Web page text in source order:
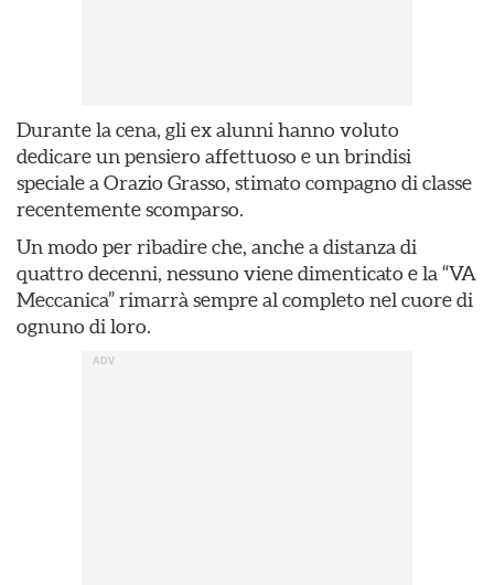
Durante la cena, gli ex alunni hanno voluto
dedicare un pensiero affettuoso e un brindisi
speciale a Orazio Grasso, stimato compagno di classe
recentemente scomparso.
Un modo per ribadire che, anche a distanza di
quattro decenni, nessuno viene dimenticato e la “VA
Meccanica” rimarrà sempre al completo nel cuore di
ognuno di loro.